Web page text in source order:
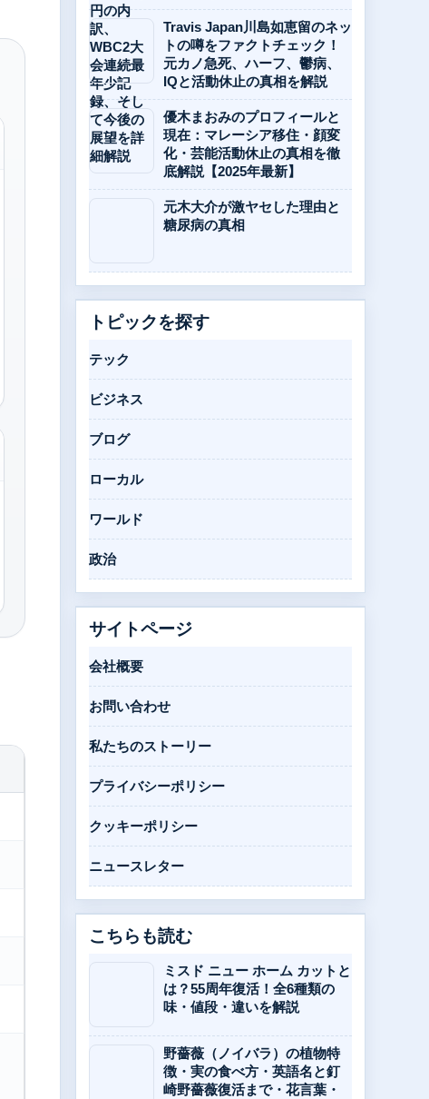
Travis Japan川島如恵留のネッ
トの噂をファクトチェック！
元カノ急死、ハーフ、鬱病、
IQと活動休止の真相を解説
優木まおみのプロフィールと
現在：マレーシア移住・顔変
化・芸能活動休止の真相を徹
底解説【2025年最新】
元木大介が激ヤセした理由と
糖尿病の真相
トピックを探す
テック
ビジネス
ブログ
ローカル
ワールド
政治
サイトページ
会社概要
お問い合わせ
私たちのストーリー
プライバシーポリシー
クッキーポリシー
ニュースレター
こちらも読む
ミスド ニュー ホーム カットと
は？55周年復活！全6種類の
味・値段・違いを解説
野薔薇（ノイバラ）の植物特
徴・実の食べ方・英語名と釘
崎野薔薇復活まで・花言葉・